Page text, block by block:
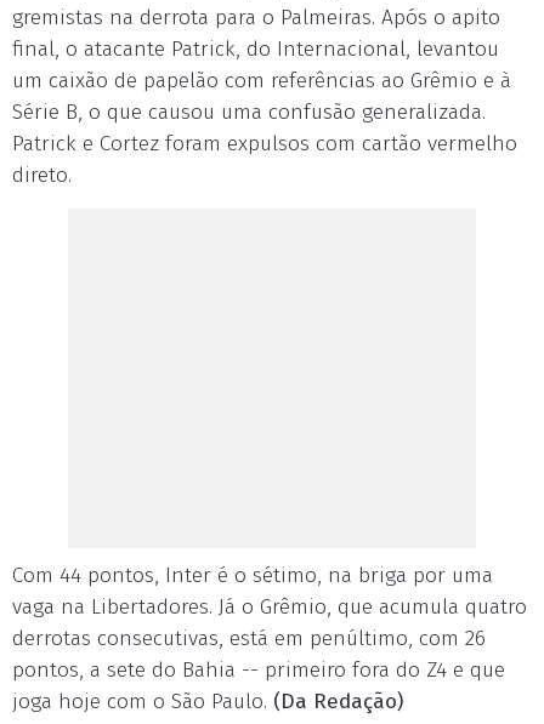
gremistas na derrota para o Palmeiras. Após o apito
final, o atacante Patrick, do Internacional, levantou
um caixão de papelão com referências ao Grêmio e à
Série B, o que causou uma confusão generalizada.
Patrick e Cortez foram expulsos com cartão vermelho
direto.
Com 44 pontos, Inter é o sétimo, na briga por uma
vaga na Libertadores. Já o Grêmio, que acumula quatro
derrotas consecutivas, está em penúltimo, com 26
pontos, a sete do Bahia -- primeiro fora do Z4 e que
joga hoje com o São Paulo. (Da Redação)